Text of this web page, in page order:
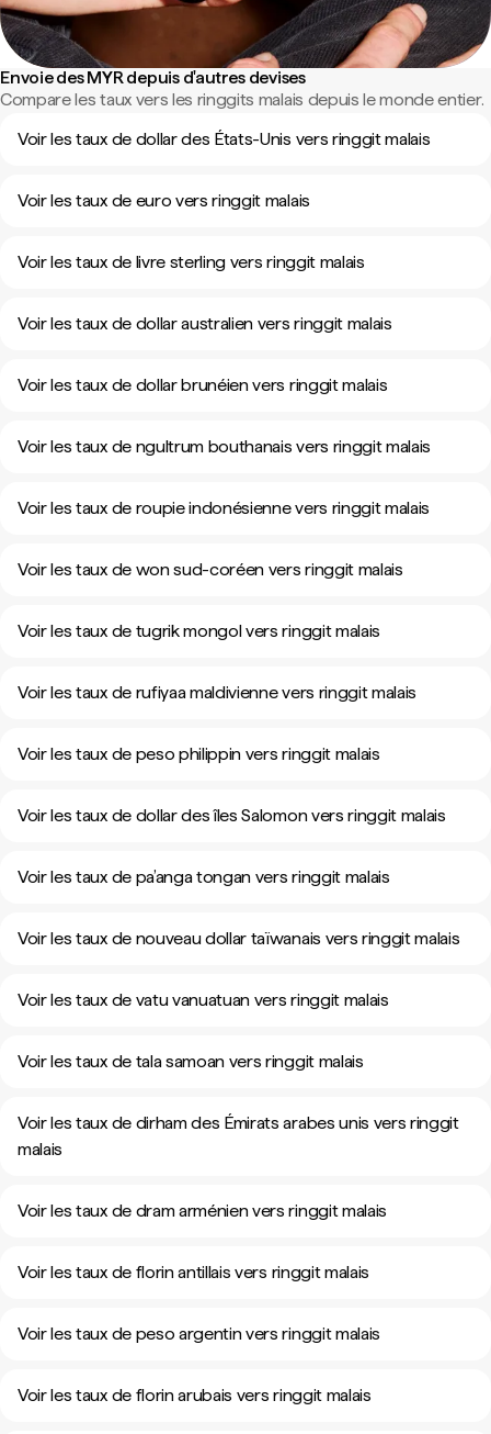
Envoie des MYR depuis d'autres devises
Compare les taux vers les ringgits malais depuis le monde entier.
Voir les taux de dollar des États-Unis vers ringgit malais
Voir les taux de euro vers ringgit malais
Voir les taux de livre sterling vers ringgit malais
Voir les taux de dollar australien vers ringgit malais
Voir les taux de dollar brunéien vers ringgit malais
Voir les taux de ngultrum bouthanais vers ringgit malais
Voir les taux de roupie indonésienne vers ringgit malais
Voir les taux de won sud-coréen vers ringgit malais
Voir les taux de tugrik mongol vers ringgit malais
Voir les taux de rufiyaa maldivienne vers ringgit malais
Voir les taux de peso philippin vers ringgit malais
Voir les taux de dollar des îles Salomon vers ringgit malais
Voir les taux de pa’anga tongan vers ringgit malais
Voir les taux de nouveau dollar taïwanais vers ringgit malais
Voir les taux de vatu vanuatuan vers ringgit malais
Voir les taux de tala samoan vers ringgit malais
Voir les taux de dirham des Émirats arabes unis vers ringgit
malais
Voir les taux de dram arménien vers ringgit malais
Voir les taux de florin antillais vers ringgit malais
Voir les taux de peso argentin vers ringgit malais
Voir les taux de florin arubais vers ringgit malais